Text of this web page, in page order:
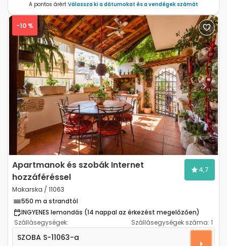
A pontos árért Válassza ki a dátumokat és a vendégek számát
Previous Next
-10 %
Apartmanok és szobák Internet
hozzáféréssel
Makarska / 11063
4,7
550 m a strandtól
INGYENES lemondás (14 nappal az érkezést megelőzően)
Szállásegységek:
Szállásegységek száma: 1
Szoba Makarska S-11063-a
SZOBA S-11063-a